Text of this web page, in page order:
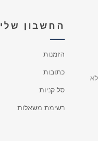
החשבון שלי
הזמנות
כתובות
סל קניות
רשימת משאלות